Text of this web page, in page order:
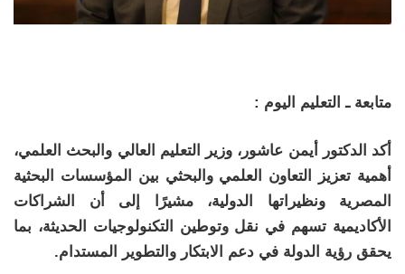
متابعة ـ التعليم اليوم :
أكد الدكتور أيمن عاشور، وزير التعليم العالي والبحث العلمي،
أهمية تعزيز التعاون العلمي والبحثي بين المؤسسات البحثية
المصرية ونظيراتها الدولية، مشيرًا إلى أن الشراكات
الأكاديمية تسهم في نقل وتوطين التكنولوجيات الحديثة، بما
يحقق رؤية الدولة في دعم الابتكار والتطوير المستدام.